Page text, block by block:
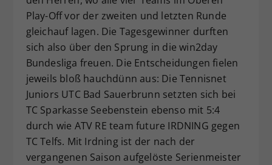
Play-Off vor der zweiten und letzten Runde
gleichauf lagen. Die Tagesgewinner durften
sich also über den Sprung in die win2day
Bundesliga freuen. Die Entscheidungen fielen
jeweils bloß hauchdünn aus: Die Tennisnet
Juniors UTC Bad Sauerbrunn setzten sich bei
TC Sparkasse Seebenstein ebenso mit 5:4
durch wie ATV RE team future IRDNING gegen
TC Telfs. Mit Irdning ist der nach der
vergangenen Saison aufgelöste Serienmeister